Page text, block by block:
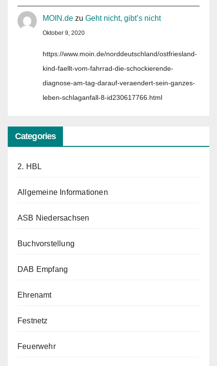
MOIN.de zu Geht nicht, gibt’s nicht
Oktober 9, 2020
https://www.moin.de/norddeutschland/ostfriesland-
kind-faellt-vom-fahrrad-die-schockierende-
diagnose-am-tag-darauf-veraendert-sein-ganzes-
leben-schlaganfall-8-id230617766.html
Categories
2. HBL
Allgemeine Informationen
ASB Niedersachsen
Buchvorstellung
DAB Empfang
Ehrenamt
Festnetz
Feuerwehr